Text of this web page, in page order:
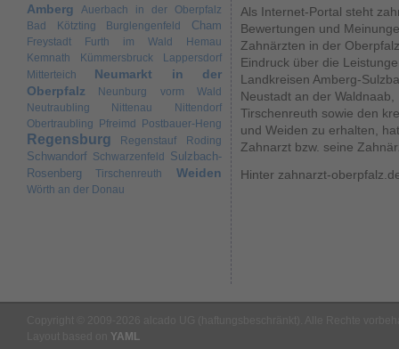
Amberg
Auerbach in der Oberpfalz
Bad Kötzting
Burglengenfeld Cham
Freystadt Furth im Wald
Hemau
Kemnath
Kümmersbruck
Lappersdorf
Mitterteich
Neumarkt in der
Oberpfalz
Neunburg vorm Wald
Neutraubling
Nittenau
Nittendorf
Obertraubling
Pfreimd Postbauer-Heng
Regensburg Regenstauf Roding
Schwandorf Schwarzenfeld
Sulzbach-
Rosenberg
Tirschenreuth Weiden
Wörth an der Donau
Als Internet-Portal steht
Bewertungen und
Zahnärzten in der
Eindruck über die
Landkreisen Amberg-
Neustadt an der
Tirschenreuth sowie den
und Weiden zu erhalten,
Zahnarzt bzw. seine
Hinter zahnarzt-
YAML